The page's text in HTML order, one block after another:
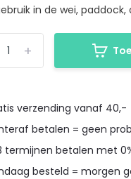
in de wei, paddock,
+
verzending vanaf 40,-
betalen = geen
termijnen betalen met
besteld = morgen